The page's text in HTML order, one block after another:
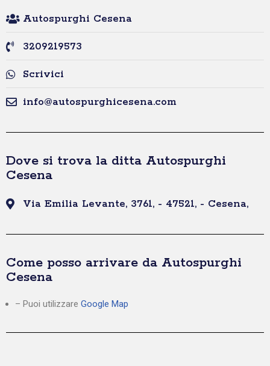
Autospurghi Cesena
3209219573
Scrivici
info@autospurghicesena.com
Dove si trova la ditta Autospurghi
Cesena
Via Emilia Levante, 3761, - 47521, - Cesena,
Come posso arrivare da Autospurghi
Cesena
– Puoi utilizzare Google Map